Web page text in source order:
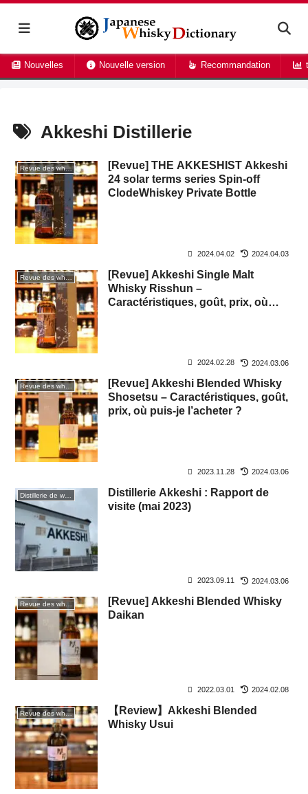
Nouvelles Nouvelle version Recommandation
Akkeshi Distillerie
Revue des whiskies
[Revue] THE AKKESHIST Akkeshi
24 solar terms series Spin-off
ClodeWhiskey Private Bottle
2024.04.02 2024.04.03
Revue des whiskies
[Revue] Akkeshi Single Malt
Whisky Risshun –
Caractéristiques, goût, prix, où
2024.02.28 2024.03.06
Revue des whiskies
[Revue] Akkeshi Blended Whisky
Shosetsu – Caractéristiques, goût,
prix, où puis-je l’acheter ?
2023.11.28 2024.03.06
Distillerie de whisky
Distillerie Akkeshi : Rapport de
visite (mai 2023)
2023.09.11 2024.03.06
Revue des whiskies
[Revue] Akkeshi Blended Whisky
Daikan
2022.03.01 2024.02.08
Revue des whiskies
【Review】Akkeshi Blended
Whisky Usui